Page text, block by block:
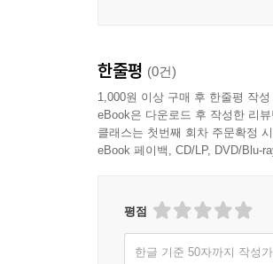
[제63회] 관련성이 없는 청구
[제64회] 선택적 병합과 부진
[제65회] 예비적 병합의 심판
[제66회] 항소심에서 청구의
[제68회] 반소와 불이익변경
[제69회] 통상의 공동소송의
[제70회] 고유필수적 공동소
한줄평 (0건)
1,000원 이상 구매 후 한줄평 작성
eBook은 다운로드 후 작성한 리
클래스는 첫번째 회차 주문확정
eBook 페이백, CD/LP, DVD/Blu-
평점
한글 기준 50자까지 작성